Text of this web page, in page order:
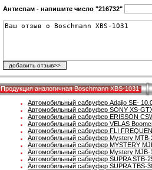
Антиспам - напишите число "216732"
Продукция аналогичная Boschmann XBS-1031
Автомобильный сабвуфер Adajio SE-
Автомобильный сабвуфер SONY XS-
Автомобильный сабвуфер ERISSON
Автомобильный сабвуфер VELAS
Автомобильный сабвуфер FLI
Автомобильный сабвуфер Mystery MTB-
Автомобильный сабвуфер MYSTERY
Автомобильный сабвуфер Mystery MJB-
Автомобильный сабвуфер SUPRA STB-
Автомобильный сабвуфер SUPRA TBS-